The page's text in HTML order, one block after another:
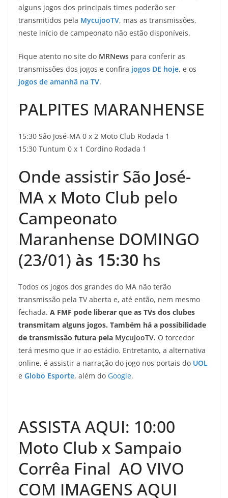
alguns jogos dos principais times poderão ser
transmitidos pela MycujooTV, mas as transmissões,
neste início de campeonato não estão disponíveis.
Fique atento no site do MRNews para conferir as
transmissões dos jogos e confira jogos DE hoje, e os
jogos de amanhã na TV.
PALPITES MARANHENSE
15:30 São José-MA 0 x 2 Moto Club Rodada 1
15:30 Tuntum 0 x 1 Cordino Rodada 1
Onde assistir São José-
MA x Moto Club pelo
Campeonato
Maranhense DOMINGO
(23/01) às 15:30 hs
Todos os jogos dos grandes do MA não terão
transmissão pela TV aberta e, até então, nem mesmo
fechada. A FMF pode liberar que as TVs dos clubes
transmitam alguns jogos. Também há a possibilidade
de transmissão futura pela MycujooTV. O torcedor
terá mesmo que ir ao estádio. Entretanto, a alternativa
online, é assistir a narração do jogo nos portais do UOL
e Globo Esporte, além do Google.
ASSISTA AQUI: 10:00
Moto Club x Sampaio
Corrêa Final AO VIVO
COM IMAGENS AQUI